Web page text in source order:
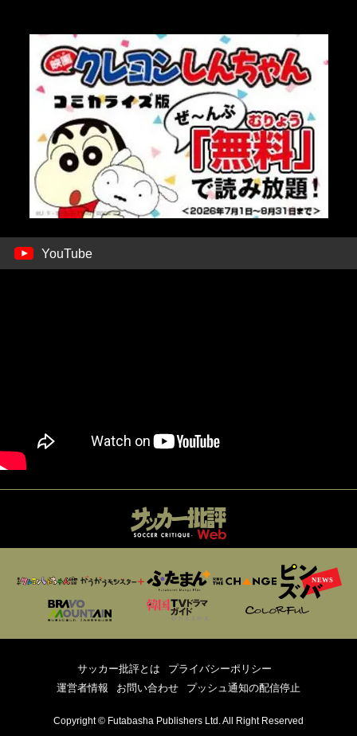
YouTube
サッカー批評とは
プライバシーポリシー
運営者情報
お問い合わせ プッシュ通知の配信停止
Copyright © Futabasha Publishers Ltd. All Right Reserved